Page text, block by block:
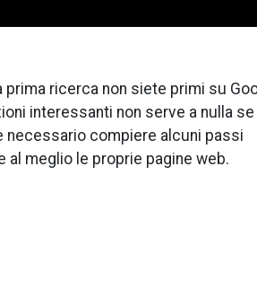
ricerca non siete primi su
interessanti non serve a nulla se
necessario compiere alcuni passi
al meglio le proprie pagine web.